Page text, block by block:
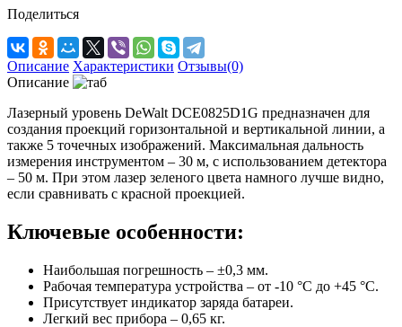
Поделиться
Описание Характеристики Отзывы(0)
Описание
Лазерный уровень DeWalt DCE0825D1G предназначен для
создания проекций горизонтальной и вертикальной линии, а
также 5 точечных изображений. Максимальная дальность
измерения инструментом – 30 м, с использованием детектора
– 50 м. При этом лазер зеленого цвета намного лучше видно,
если сравнивать с красной проекцией.
Ключевые особенности:
Наибольшая погрешность – ±0,3 мм.
Рабочая температура устройства – от -10 °С до +45 °С.
Присутствует индикатор заряда батареи.
Легкий вес прибора – 0,65 кг.